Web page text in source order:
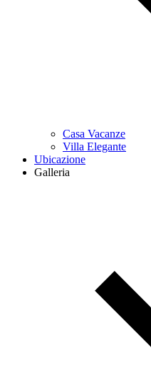
Casa Vacanze
Villa Elegante
Ubicazione
Galleria